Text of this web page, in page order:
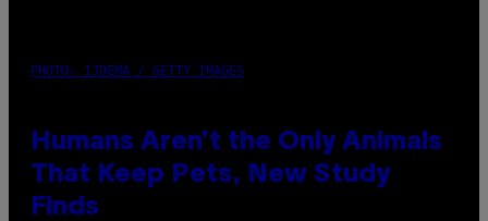
PHOTO: IJDEMA / GETTY IMAGES
Humans Aren’t the Only Animals
That Keep Pets, New Study
Finds